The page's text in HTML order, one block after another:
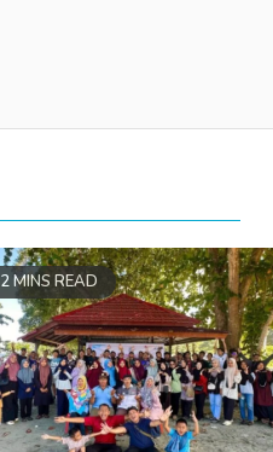
2 MINS READ